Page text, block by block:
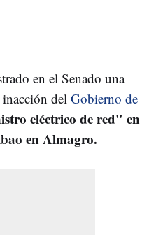
en el Senado una
del Gobierno de
eléctrico de red" en
en Almagro.